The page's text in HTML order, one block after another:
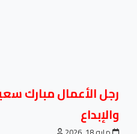
رجل الأعمال مبارك
والإبداع